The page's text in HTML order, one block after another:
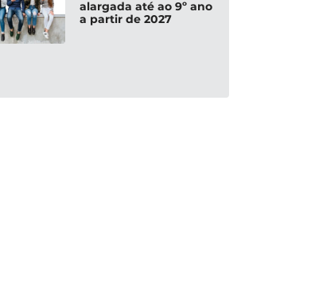
alargada até ao 9º ano
a partir de 2027